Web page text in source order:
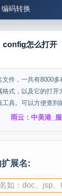
编码转换
生活便民
config怎么打开
件，一共有8000
式，以及它的打开
具。可以方便查到
雨云：中美港_
展名: